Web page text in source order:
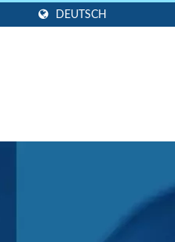
DEUTSCH